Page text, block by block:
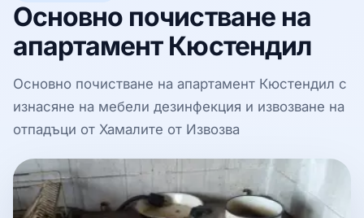
Основно почистване на
апартамент Кюстендил
Основно почистване на апартамент Кюстендил с
изнасяне на мебели дезинфекция и извозване на
отпадъци от Хамалите от Извозва